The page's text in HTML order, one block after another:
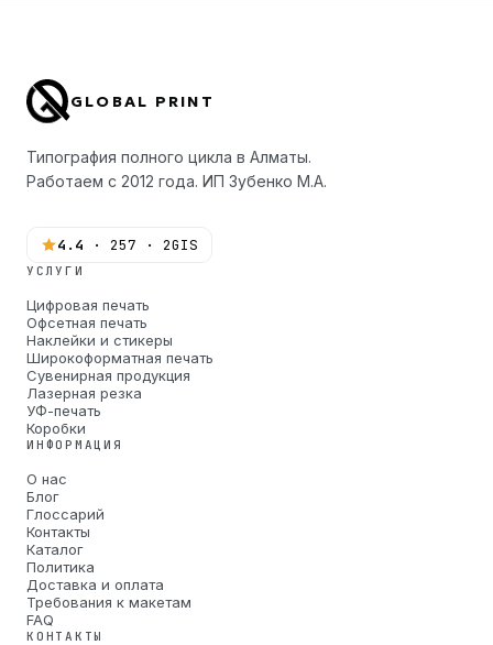
GLOBAL PRINT
Типография полного цикла в Алматы.
Работаем с 2012 года. ИП Зубенко М.А.
4.4 · 257 · 2GIS
УСЛУГИ
Цифровая печать
Офсетная печать
Наклейки и стикеры
Широкоформатная печать
Сувенирная продукция
Лазерная резка
УФ-печать
Коробки
ИНФОРМАЦИЯ
О нас
Блог
Глоссарий
Контакты
Каталог
Политика
Доставка и оплата
Требования к макетам
FAQ
КОНТАКТЫ